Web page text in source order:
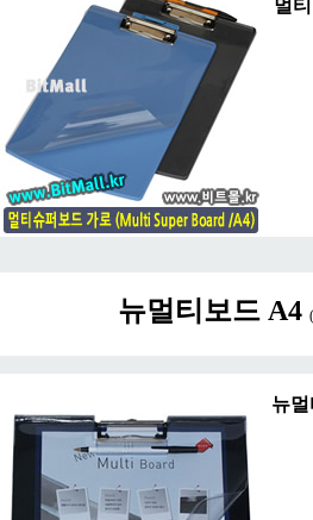
멀
뉴멀티보드 A4
뉴